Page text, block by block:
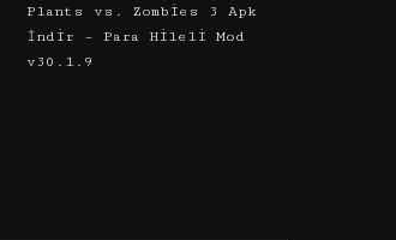
Plants vs. Zombies 3 Apk
İndir – Para Hileli Mod
v30.1.9